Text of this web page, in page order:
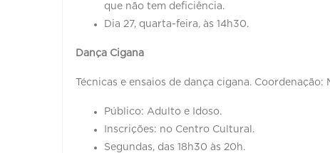
que não tem deficiência.
Dia 27, quarta-feira, às 14h30.
Dança Cigana
Técnicas e ensaios de dança cigana. Coordenação:
Público: Adulto e Idoso.
Inscrições: no Centro Cultural.
Segundas, das 18h30 às 20h.